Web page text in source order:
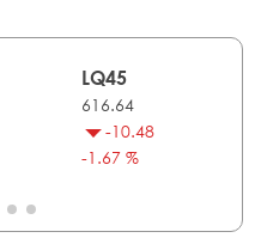
LQ45
616.64
-10.48
-1.67 %